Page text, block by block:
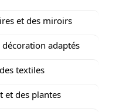
et des miroirs
décoration adaptés
textiles
et des plantes